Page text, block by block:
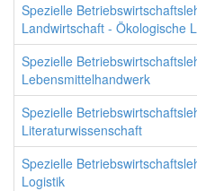
Spezielle
Landwirtschaft - Ökologische
Spezielle
Lebensmittelhandwerk
Spezielle
Literaturwissenschaft
Spezielle
Logistik